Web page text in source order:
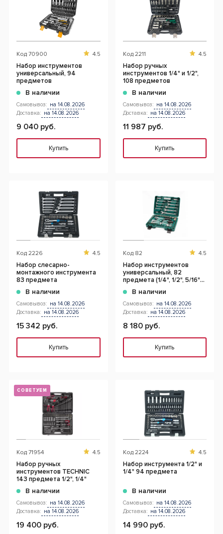
Код 70900 4.5
Набор инструментов
универсальный, 94
предметов
В наличии
Самовывоз: на 14.08.2026
Доставка: на 14.08.2026
9 040 руб.
Купить
Код 2211 4.5
Набор ручных
инструментов 1/4" и 1/2",
108 предметов
В наличии
Самовывоз: на 14.08.2026
Доставка: на 14.08.2026
11 987 руб.
Купить
Код 2226 4.5
Набор слесарно-
монтажного инструмента
83 предмета
В наличии
Самовывоз: на 14.08.2026
Доставка: на 14.08.2026
15 342 руб.
Купить
Код 82 4.5
Набор инструментов
универсальный, 82
предмета (1/4", 1/2", 5/16"
В наличии
Самовывоз: на 14.08.2026
Доставка: на 14.08.2026
8 180 руб.
Купить
СОВЕТУЕМ
Код 71954 4.5
Набор ручных
инструментов TECHNIC
143 предмета 1/2", 1/4"
В наличии
Самовывоз: на 14.08.2026
Доставка: на 14.08.2026
19 400 руб.
Код 2224 4.5
Набор инструмента 1/2" и
1/4" 94 предмета
В наличии
Самовывоз: на 14.08.2026
Доставка: на 14.08.2026
14 990 руб.